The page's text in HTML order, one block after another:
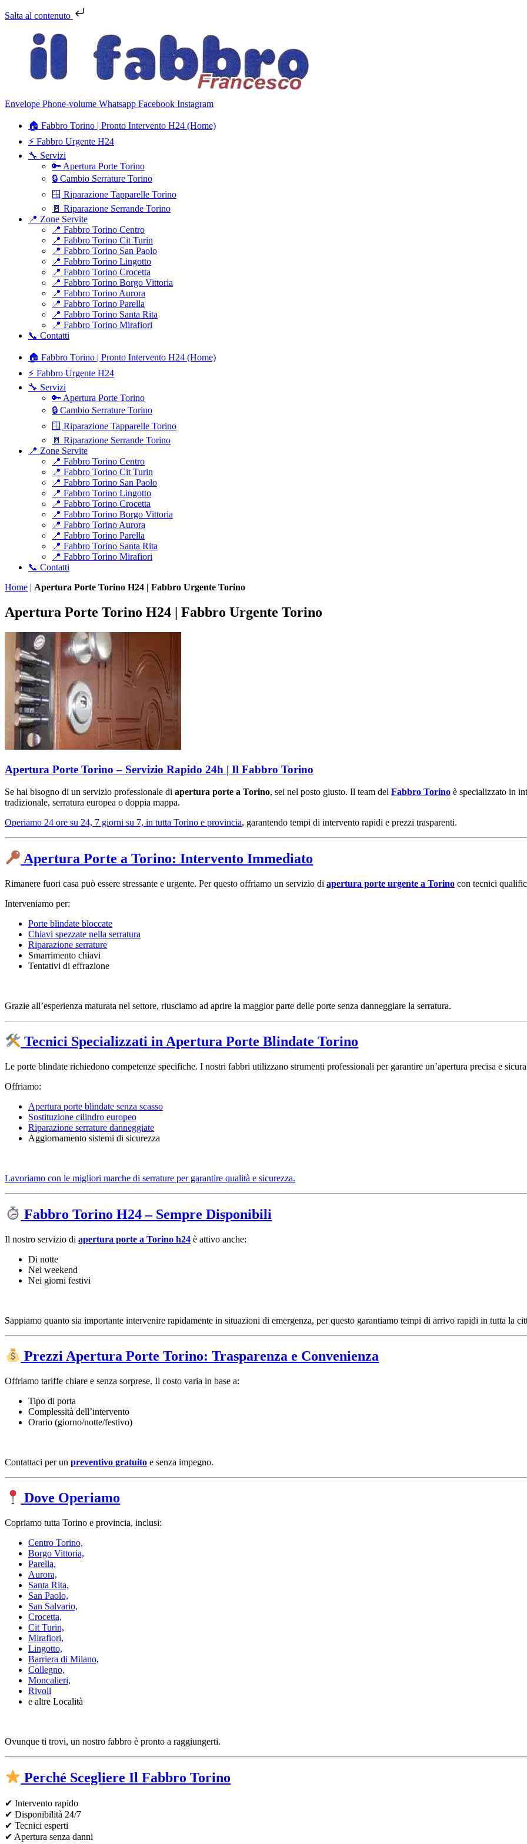
Salta al contenuto
Envelope Phone-volume Whatsapp Facebook Instagram
🏠 Fabbro Torino | Pronto Intervento H24 (Home)
⚡ Fabbro Urgente H24
🔧 Servizi
🔑 Apertura Porte Torino
🔒 Cambio Serrature Torino
🪟 Riparazione Tapparelle Torino
🚪 Riparazione Serrande Torino
📍 Zone Servite
📍 Fabbro Torino Centro
📍 Fabbro Torino Cit Turin
📍 Fabbro Torino San Paolo
📍 Fabbro Torino Lingotto
📍 Fabbro Torino Crocetta
📍 Fabbro Torino Borgo Vittoria
📍 Fabbro Torino Aurora
📍 Fabbro Torino Parella
📍 Fabbro Torino Santa Rita
📍 Fabbro Torino Mirafiori
📞 Contatti
🏠 Fabbro Torino | Pronto Intervento H24 (Home)
⚡ Fabbro Urgente H24
🔧 Servizi
🔑 Apertura Porte Torino
🔒 Cambio Serrature Torino
🪟 Riparazione Tapparelle Torino
🚪 Riparazione Serrande Torino
📍 Zone Servite
📍 Fabbro Torino Centro
📍 Fabbro Torino Cit Turin
📍 Fabbro Torino San Paolo
📍 Fabbro Torino Lingotto
📍 Fabbro Torino Crocetta
📍 Fabbro Torino Borgo Vittoria
📍 Fabbro Torino Aurora
📍 Fabbro Torino Parella
📍 Fabbro Torino Santa Rita
📍 Fabbro Torino Mirafiori
📞 Contatti
Home | Apertura Porte Torino H24 | Fabbro Urgente Torino
Apertura Porte Torino H24 | Fabbro Urgente Torino
Apertura Porte Torino – Servizio Rapido 24h | Il Fabbro Torino
Se hai bisogno di un servizio professionale di apertura porte a Torino, sei nel posto giusto. Il team del Fabbro Torino è specializzato in
tradizionale, serratura europea o doppia mappa.
Operiamo 24 ore su 24, 7 giorni su 7, in tutta Torino e provincia, garantendo tempi di intervento rapidi e prezzi trasparenti.
Apertura Porte a Torino: Intervento Immediato
Rimanere fuori casa può essere stressante e urgente. Per questo offriamo un servizio di apertura porte urgente a Torino con tecnici
Interveniamo per:
Porte blindate bloccate
Chiavi spezzate nella serratura
Riparazione serrature
Smarrimento chiavi
Tentativi di effrazione
Grazie all’esperienza maturata nel settore, riusciamo ad aprire la maggior parte delle porte senza danneggiare la serratura.
Tecnici Specializzati in Apertura Porte Blindate Torino
Le porte blindate richiedono competenze specifiche. I nostri fabbri utilizzano strumenti professionali per garantire un’apertura precisa e
Offriamo:
Apertura porte blindate senza scasso
Sostituzione cilindro europeo
Riparazione serrature danneggiate
Aggiornamento sistemi di sicurezza
Lavoriamo con le migliori marche di serrature per garantire qualità e sicurezza.
Fabbro Torino H24 – Sempre Disponibili
Il nostro servizio di apertura porte a Torino h24 è attivo anche:
Di notte
Nei weekend
Nei giorni festivi
Sappiamo quanto sia importante intervenire rapidamente in situazioni di emergenza, per questo garantiamo tempi di arrivo rapidi in tutta la
Prezzi Apertura Porte Torino: Trasparenza e Convenienza
Offriamo tariffe chiare e senza sorprese. Il costo varia in base a:
Tipo di porta
Complessità dell’intervento
Orario (giorno/notte/festivo)
Contattaci per un preventivo gratuito e senza impegno.
Dove Operiamo
Copriamo tutta Torino e provincia, inclusi:
Centro Torino,
Borgo Vittoria,
Parella,
Aurora,
Santa Rita,
San Paolo,
San Salvario,
Crocetta,
Cit Turin,
Mirafiori,
Lingotto,
Barriera di Milano,
Collegno,
Moncalieri,
Rivoli
e altre Località
Ovunque ti trovi, un nostro fabbro è pronto a raggiungerti.
Perché Scegliere Il Fabbro Torino
✔ Intervento rapido
✔ Disponibilità 24/7
✔ Tecnici esperti
✔ Apertura senza danni